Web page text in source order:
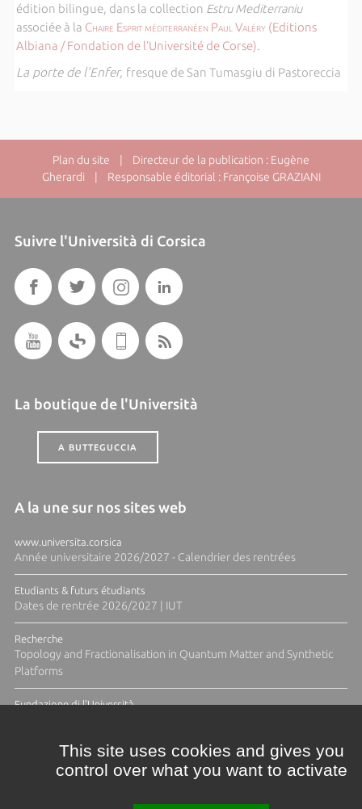
édition bilingue, dans la collection Estru Mediterraniu
associée à la Chaire Esprit méditerranéen Paul Valéry(Editions
Albiana / Fondation de l’Université de Corse).
La porte de l'Enfer, fresque de San Tumasgiu di Pastoreccia
Plan du site | Directeur de la publication : Eugène
Gherardi | Responsable éditorial : Françoise GRAZIANI
Suivre l'Università di Corsica
La boutique de l'Università
A BUTTEGUCCIA
A la une sur nos sites web
www.universita.corsica
Année universitaire 2026/2027 - Calendrier des rentrées
Etudiants & futurs étudiants
Dates de rentrée 2026/2027 | IUT
Recherche
Topology and Fractionalisation in Quantum Matter and Synthetic
Platforms
Fundazione di l'Università
This site uses cookies and gives you
control over what you want to activate